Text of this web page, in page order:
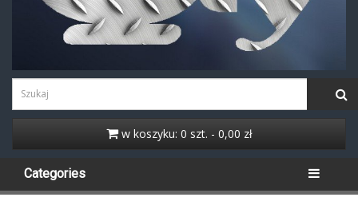
w koszyku: 0 szt. - 0,00 zł
Categories